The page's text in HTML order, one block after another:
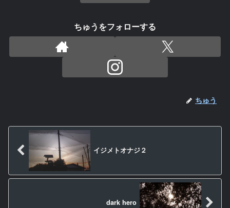
ちゅうをフォローする
ちゅう
イジメトオナジ２
dark hero